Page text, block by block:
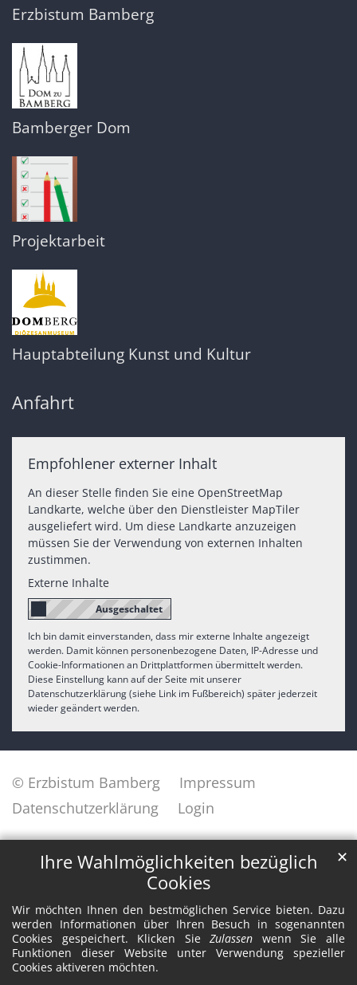
Ihre Wahlmöglichkeiten bezüglich
Cookies
Wir möchten Ihnen den bestmöglichen Service bieten. Dazu
werden Informationen über Ihren Besuch in sogenannten
Cookies gespeichert. Klicken SieZulassen wenn Sie alle
Funktionen dieser Website unter Verwendung spezieller
Cookies aktiveren möchten.
✕
Erzbistum Bamberg
Bamberger Dom
Projektarbeit
Hauptabteilung Kunst und Kultur
Anfahrt
Empfohlener externer Inhalt
An dieser Stelle finden Sie eine OpenStreetMap
Landkarte, welche über den Dienstleister MapTiler
ausgeliefert wird. Um diese Landkarte anzuzeigen
müssen Sie der Verwendung von externen Inhalten
zustimmen.
Externe Inhalte
Ich bin damit einverstanden, dass mir externe Inhalte angezeigt
werden. Damit können personenbezogene Daten, IP-Adresse und
Cookie-Informationen an Drittplattformen übermittelt werden.
Diese Einstellung kann auf der Seite mit unserer
Datenschutzerklärung (siehe Link im Fußbereich) später jederzeit
wieder geändert werden.
© Erzbistum Bamberg
Impressum
Datenschutzerklärung
Login